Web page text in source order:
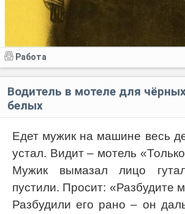
Работа
Водитель в мотеле для
белых
Едет мужик на машине весь
устал. Видит – мотель
Мужик вымазал лицо
пустили. Просит: «Разбудите
Разбудили его рано – он